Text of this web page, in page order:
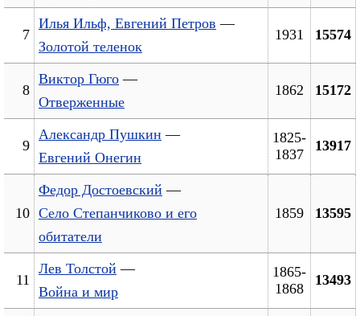
7
Илья Ильф, Евгений Петров —
Золотой теленок
1931 15574
8
Виктор Гюго —
Отверженные
1862 15172
9
Александр Пушкин —
Евгений Онегин
1825-
1837
13917
10
Федор Достоевский —
Село Степанчиково и его
обитатели
1859 13595
11
Лев Толстой —
Война и мир
1865-
1868
13493